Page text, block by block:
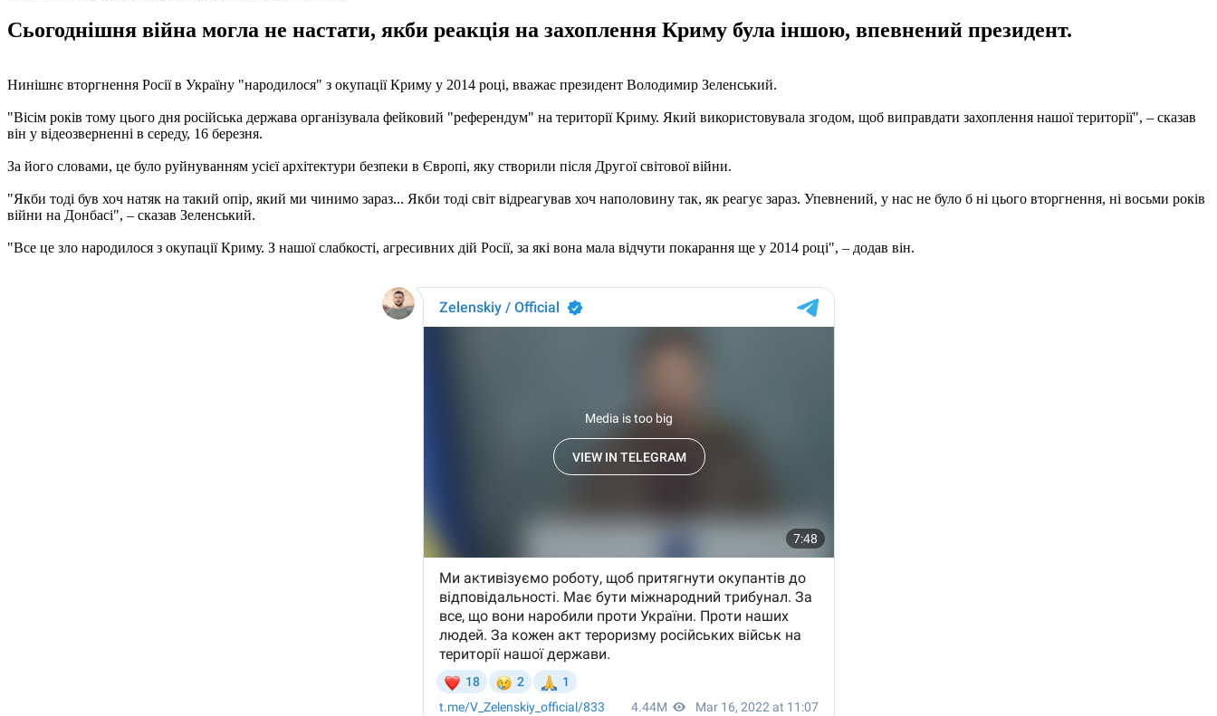
Сьогоднішня війна могла не настати, якби реакція на захоплення Криму була іншою, впевнений президент.
Нинішнє вторгнення Росії в Україну "народилося" з окупації Криму у 2014 році, вважає президент Володимир Зеленський.
"Вісім років тому цього дня російська держава організувала фейковий "референдум" на території Криму. Який використовувала згодом, щоб виправдати захоплення нашої території", – сказав
він у відеозверненні в середу, 16 березня.
За його словами, це було руйнуванням усієї архітектури безпеки в Європі, яку створили після Другої світової війни.
"Якби тоді був хоч натяк на такий опір, який ми чинимо зараз... Якби тоді світ відреагував хоч наполовину так, як реагує зараз. Упевнений, у нас не було б ні цього вторгнення, ні восьми років
війни на Донбасі", – сказав Зеленський.
"Все це зло народилося з окупації Криму. З нашої слабкості, агресивних дій Росії, за які вона мала відчути покарання ще у 2014 році", – додав він.